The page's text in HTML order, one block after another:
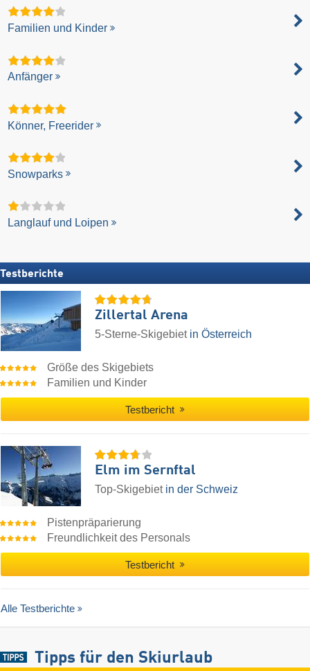
Familien und Kinder
Anfänger
Könner, Freerider
Snowparks
Langlauf und Loipen
Testberichte
Zillertal Arena
5-Sterne-Skigebiet in Österreich
Größe des Skigebiets
Familien und Kinder
Testbericht
Elm im Sernftal
Top-Skigebiet in der Schweiz
Pistenpräparierung
Freundlichkeit des Personals
Testbericht
Alle Testberichte
Tipps für den Skiurlaub